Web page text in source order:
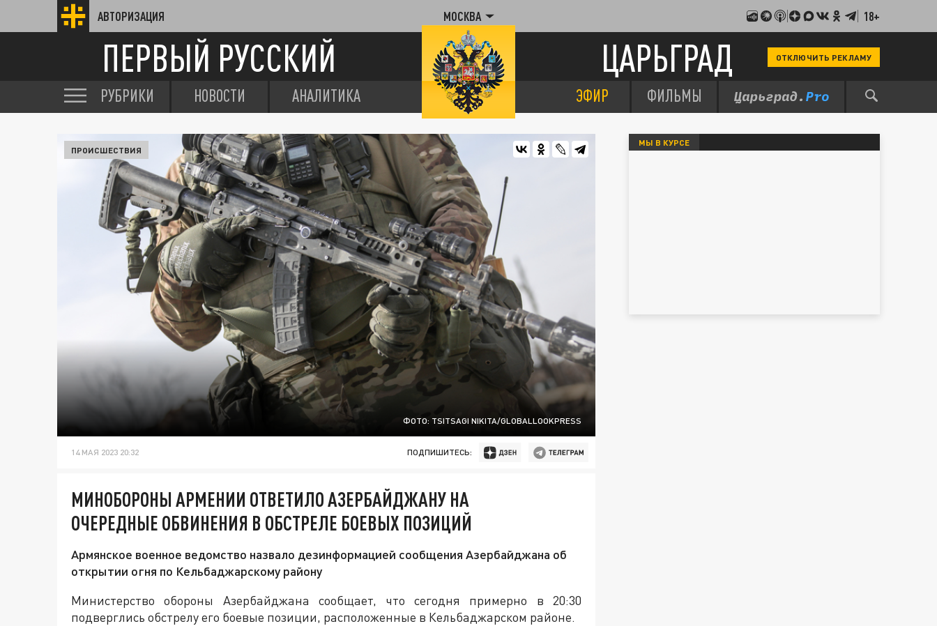
АВТОРИЗАЦИЯ МОСКВА 18+
ПЕРВЫЙ РУССКИЙ ЦАРЬГРАД ОТКЛЮЧИТЬ РЕКЛАМУ
РУБРИКИ НОВОСТИ АНАЛИТИКА ЭФИР ФИЛЬМЫ
ФОТО: TSITSAGI NIKITA/GLOBALLOOKPRESS
ПРОИСШЕСТВИЯ
14 МАЯ 2023 20:32 ПОДПИШИТЕСЬ:
МИНОБОРОНЫ АРМЕНИИ ОТВЕТИЛО АЗЕРБАЙДЖАНУ НА
ОЧЕРЕДНЫЕ ОБВИНЕНИЯ В ОБСТРЕЛЕ БОЕВЫХ ПОЗИЦИЙ
Армянское военное ведомство назвало дезинформацией сообщения Азербайджана об
открытии огня по Кельбаджарскому району
Министерство обороны Азербайджана сообщает, что сегодня примерно в 20:30
подверглись обстрелу его боевые позиции, расположенные в Кельбаджарском районе.
МЫ В КУРСЕ